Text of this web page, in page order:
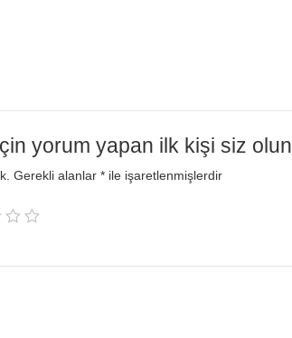
yorum yapan ilk kişi siz olun
Gerekli alanlar* ile işaretlenmişlerdir